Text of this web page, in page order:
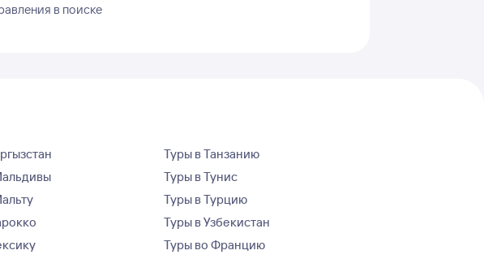
в поиске
Туры в Танзанию
Туры в Тунис
Туры в Турцию
Туры в Узбекистан
Туры во Францию